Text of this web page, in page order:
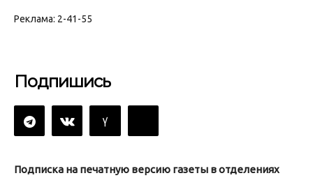
Реклама: 2-41-55
Подпишись
Подписка на печатную версию газеты в отделениях